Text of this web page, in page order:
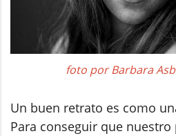
foto por Barbara
Un buen retrato es como
Para conseguir que